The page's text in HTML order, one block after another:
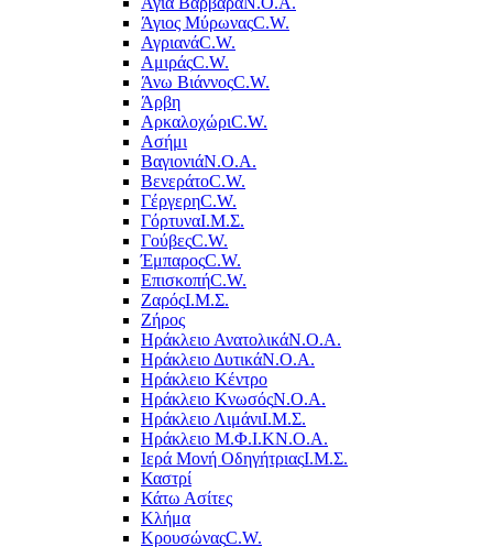
Άγιος ΜύρωναςC.W.
ΑγριανάC.W.
ΑμιράςC.W.
Άνω ΒιάννοςC.W.
Άρβη
ΑρκαλοχώριC.W.
Ασήμι
ΒαγιονιάΝ.Ο.Α.
ΒενεράτοC.W.
ΓέργερηC.W.
ΓόρτυναΙ.Μ.Σ.
ΓούβεςC.W.
ΈμπαροςC.W.
ΕπισκοπήC.W.
ΖαρόςΙ.Μ.Σ.
Ζήρος
Ηράκλειο ΑνατολικάΝ.Ο.Α.
Ηράκλειο ΔυτικάΝ.Ο.Α.
Ηράκλειο Κέντρο
Ηράκλειο ΚνωσόςΝ.Ο.Α.
Ηράκλειο ΛιμάνιΙ.Μ.Σ.
Ηράκλειο Μ.Φ.Ι.ΚΝ.Ο.Α.
Ιερά Μονή ΟδηγήτριαςΙ.Μ.Σ.
Καστρί
Κάτω Ασίτες
Κλήμα
ΚρουσώναςC.W.